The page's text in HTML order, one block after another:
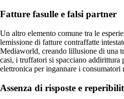
Fatture fasulle e falsi partner
Un altro elemento comune tra le
lemissione di fatture contraffatte
Mediaworld, creando lillusione di una
casi, i truffatori si spacciano addirittura
elettronica per ingannare i consumatori
Assenza di risposte e